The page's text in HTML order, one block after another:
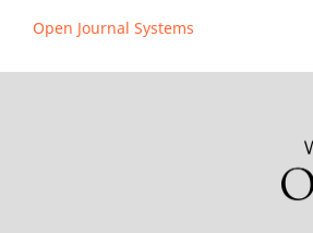
Open Journal Systems